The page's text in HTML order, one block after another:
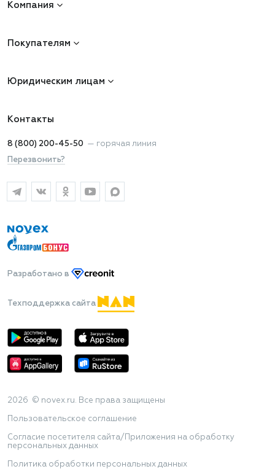
Компания
Покупателям
Юридическим лицам
Контакты
8 (800) 200-45-50 — горячая линия
Перезвонить?
Разработано в
Техподдержка сайта
2026 © novex.ru. Все права защищены
Пользовательское соглашение
Согласие посетителя сайта/Приложения на обработку
персональных данных
Политика обработки персональных данных